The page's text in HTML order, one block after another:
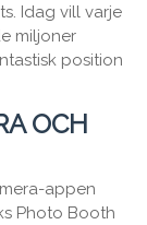
Idag vill varje
miljoner
position
OCH
appen
Photo Booth